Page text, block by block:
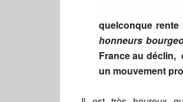
quelconque
honneurs
France au déclin,
un mouvement